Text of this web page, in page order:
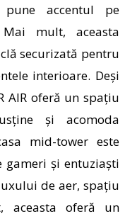
accentul pe
mult, aceasta
securizată pentru
interioare. Deși
AIR oferă un spațiu
și acomoda
mid-tower este
și entuziaști
de aer, spațiu
aceasta oferă un